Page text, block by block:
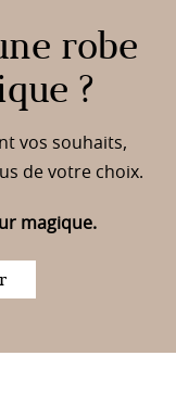
robe
?
vos souhaits,
de votre choix.
magique.